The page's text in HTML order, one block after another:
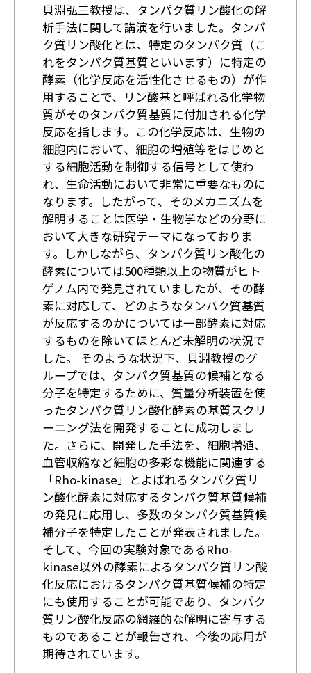
貝淵弘三教授は、タンパク質リン酸化の解
析手法に関して講演を行いました。タンパ
ク質リン酸化とは、特定のタンパク質（こ
れをタンパク質基質といいます）に特定の
酵素（化学反応を活性化させるもの）が作
用することで、リン酸基と呼ばれる化学物
質がそのタンパク質基質に付加される化学
反応を指します。この化学反応は、生物の
細胞内において、細胞の増殖等をはじめと
する細胞活動を制御する信号として使わ
れ、生命活動において非常に重要なものに
なります。したがって、そのメカニズムを
解明することは医学・生物学などの分野に
おいて大きな研究テーマになっておりま
す。しかしながら、タンパク質リン酸化の
酵素については500種類以上の物質がヒト
ゲノム内で発見されていましたが、その酵
素に対応して、どのようなタンパク質基質
が反応するのかについては一部酵素に対応
するものを除いてほとんど未解明の状況で
した。 そのような状況下、貝淵教授のグ
ループでは、タンパク質基質の候補となる
分子を特定するために、質量分析装置を使
ったタンパク質リン酸化酵素の基質スクリ
ーニング法を開発することに成功しまし
た。さらに、開発した手法を、細胞増殖、
血管収縮など細胞の多彩な機能に関連する
「Rho-kinase」とよばれるタンパク質リ
ン酸化酵素に対応するタンパク質基質候補
の発見に応用し、多数のタンパク質基質候
補分子を特定したことが発表されました。
そして、今回の実験対象であるRho-
kinase以外の酵素によるタンパク質リン酸
化反応におけるタンパク質基質候補の特定
にも使用することが可能であり、タンパク
質リン酸化反応の網羅的な解明に寄与する
ものであることが報告され、今後の応用が
期待されています。